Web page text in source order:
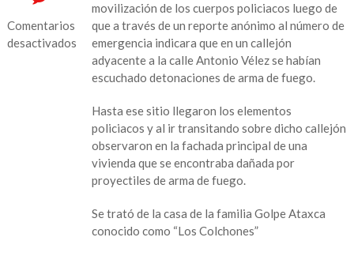
Comentarios
desactivados
movilización de los cuerpos policiacos luego de
que a través de un reporte anónimo al número de
emergencia indicara que en un callejón
adyacente a la calle Antonio Vélez se habían
escuchado detonaciones de arma de fuego.
Hasta ese sitio llegaron los elementos
policiacos y al ir transitando sobre dicho callejón
observaron en la fachada principal de una
vivienda que se encontraba dañada por
proyectiles de arma de fuego.
Se trató de la casa de la familia Golpe Ataxca
conocido como “Los Colchones”